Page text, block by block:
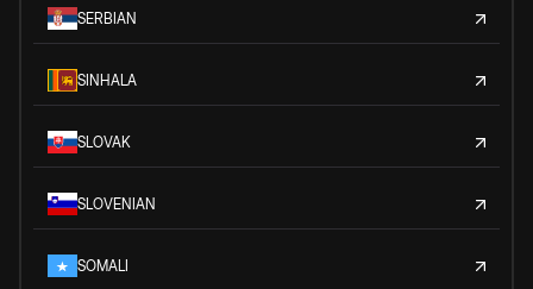
SERBIAN
SINHALA
SLOVAK
SLOVENIAN
SOMALI